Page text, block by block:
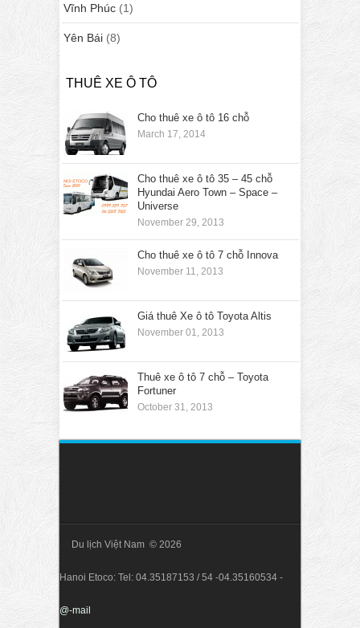
Vĩnh Phúc (1)
Yên Bái (8)
THUÊ XE Ô TÔ
Cho thuê xe ô tô 16 chỗ
March 17, 2014
Cho thuê xe ô tô 35 – 45 chỗ
Hyundai Aero Town – Space –
Universe
November 29, 2013
Cho thuê xe ô tô 7 chỗ Innova
November 11, 2013
Giá thuê Xe ô tô Toyota Altis
November 01, 2013
Thuê xe ô tô 7 chỗ – Toyota
Fortuner
October 31, 2013
Du lịch Việt Nam © 2026
Hanoi Etoco: Tel: 04.35187153 / 54 -04.35160534 -
@-mail